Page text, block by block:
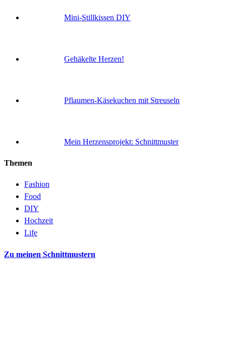
Mini-Stillkissen DIY
Gehäkelte Herzen!
Pflaumen-Käsekuchen mit Streuseln
Mein Herzensprojekt: Schnittmuster
Themen
Fashion
Food
DIY
Hochzeit
Life
Zu meinen Schnittmustern